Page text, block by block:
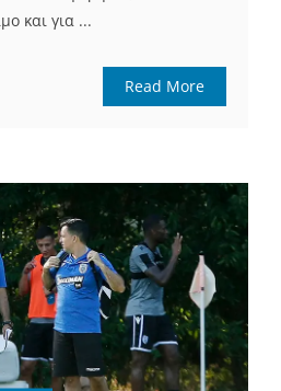
και για ...
Read More